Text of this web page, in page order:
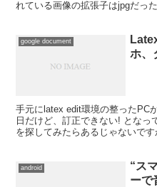
れている画像の拡張子はjpgだっ
google document
ホ、
手元にlatex edit環境の整ったPC
日だけど、訂正できない! となっ
を探してみたらあるじゃないで
android
“ス
ーで